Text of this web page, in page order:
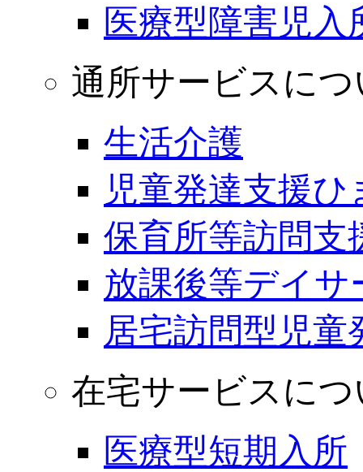
医療型障害児
通所サービスに
生活介護
児童発達支援ひ
保育所等訪問支
放課後等デイサ
居宅訪問型児童
在宅サービスに
医療型短期入所